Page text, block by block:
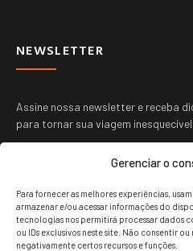
Gerenciar o
Para fornecer as melhores experiências,
armazenar e/ou acessar informações do
tecnologias nos permitirá processar dados
ou IDs exclusivos neste site. Não consentir
negativamente certos recursos e funções.
NEWSLETTER
Assine nossa newsletter e receba
para tornar sua viagem inesquecível.